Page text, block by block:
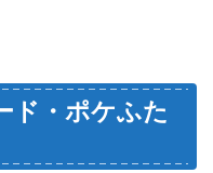
ド・ポケふた